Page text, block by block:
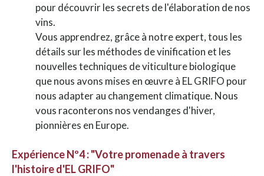
pour découvrir les secrets de l'élaboration de nos
vins.
Vous apprendrez, grâce à notre expert, tous les
détails sur les méthodes de vinification et les
nouvelles techniques de viticulture biologique
que nous avons mises en œuvre à EL GRIFO pour
nous adapter au changement climatique. Nous
vous raconterons nos vendanges d'hiver,
pionnières en Europe.
Expérience Nº4 : "Votre promenade à travers
l'histoire d'EL GRIFO"